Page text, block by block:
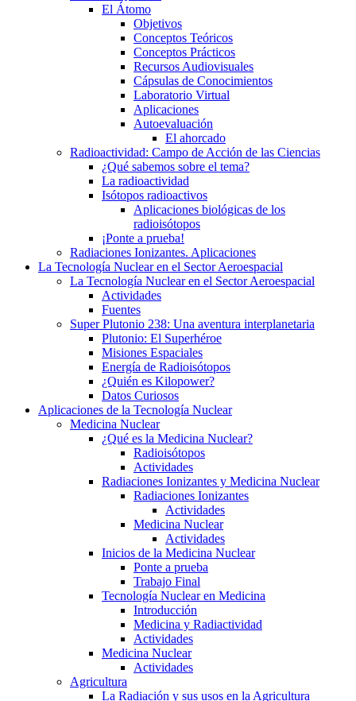
El Átomo
Objetivos
Conceptos Teóricos
Conceptos Prácticos
Recursos Audiovisuales
Cápsulas de Conocimientos
Laboratorio Virtual
Aplicaciones
Autoevaluación
El ahorcado
Radioactividad: Campo de Acción de las Ciencias
¿Qué sabemos sobre el tema?
La radioactividad
Isótopos radioactivos
Aplicaciones biológicas de los
radioisótopos
¡Ponte a prueba!
Radiaciones Ionizantes. Aplicaciones
La Tecnología Nuclear en el Sector Aeroespacial
La Tecnología Nuclear en el Sector Aeroespacial
Actividades
Fuentes
Super Plutonio 238: Una aventura interplanetaria
Plutonio: El Superhéroe
Misiones Espaciales
Energía de Radioisótopos
¿Quién es Kilopower?
Datos Curiosos
Aplicaciones de la Tecnología Nuclear
Medicina Nuclear
¿Qué es la Medicina Nuclear?
Radioisótopos
Actividades
Radiaciones Ionizantes y Medicina Nuclear
Radiaciones Ionizantes
Actividades
Medicina Nuclear
Actividades
Inicios de la Medicina Nuclear
Ponte a prueba
Trabajo Final
Tecnología Nuclear en Medicina
Introducción
Medicina y Radiactividad
Actividades
Medicina Nuclear
Actividades
Agricultura
La Radiación y sus usos en la Agricultura